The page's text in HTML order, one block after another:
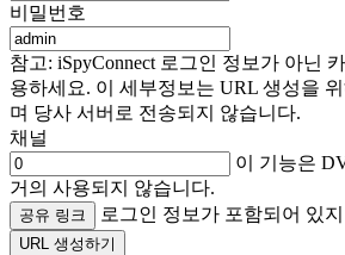
비밀번호
참고: iSpyConnect 로그인 정보가 아닌
용하세요. 이 세부정보는 URL 생성을
며 당사 서버로 전송되지 않습니다.
채널
이 기능은
거의 사용되지 않습니다.
공유 링크 로그인 정보가 포함되어 있
URL 생성하기